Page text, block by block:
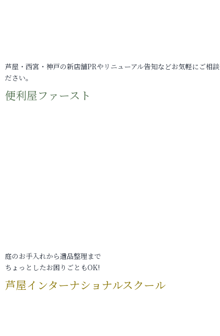
芦屋・西宮・神戸の新店舗PRやリニューアル告知などお気軽にご相
ださい。
便利屋ファースト
庭のお手入れから遺品整理まで
ちょっとしたお困りごともOK!
芦屋インターナショナルスクール